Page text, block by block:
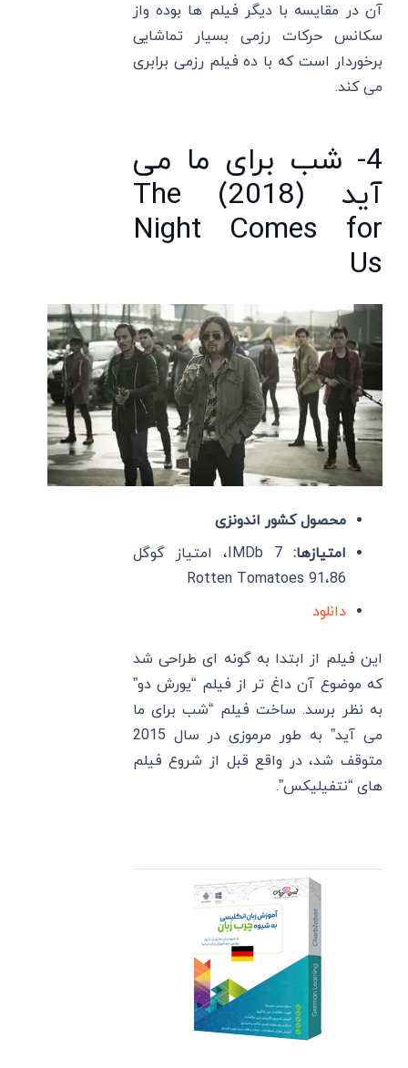
آن در مقایسه با دیگر فیلم ها بوده واز
سکانس حرکات رزمی بسیار تماشایی
برخوردار است که با ده فیلم رزمی برابری
می کند.
4- شب برای ما می
آید (2018) The
Night Comes for
Us
محصول کشور اندونزی
امتیازها:
IMDb 7، امتیاز گوگل
86،Rotten Tomatoes 91
دانلود
این فیلم از ابتدا به گونه ای طراحی شد
که موضوع آن داغ تر از فیلم “یورش دو”
به نظر برسد. ساخت فیلم “شب برای ما
می آید” به طور مرموزی در سال 2015
متوقف شد، در واقع قبل از شروع فیلم
های “نتفیلیکس”.